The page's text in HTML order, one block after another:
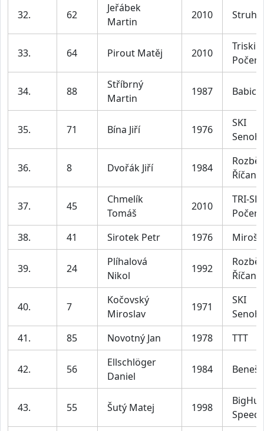
32. 62
Jeřábek
Martin
2010
33. 64 Pirout Matěj 2010
Triski
34. 88
Stříbrný
Martin
1987 Babice
35. 71 Bína Jiří 1976
SKI
36. 8 Dvořák Jiří 1984
Říčany
37. 45
Chmelík
Tomáš
2010
TRI-
38.
41 Sirotek Petr 1976
39. 24
Plíhalová
Nikol
1992
Říčany
40. 7
Kočovský
Miroslav
1971
SKI
41.
85 Novotný Jan 1978 TTT
42. 56
Ellschlöger
Daniel
1984
43. 55 Šutý Matej 1998